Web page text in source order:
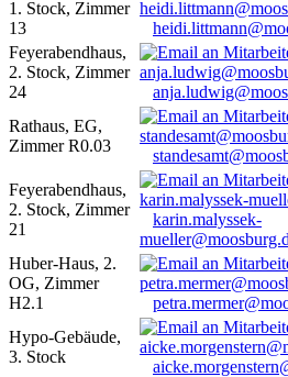
1. Stock, Zimmer
13
Feyerabendhaus,
2. Stock, Zimmer
24
Rathaus, EG,
Zimmer R0.03
Feyerabendhaus,
2. Stock, Zimmer
21
karin.malyssek-
Huber-Haus, 2.
OG, Zimmer
H2.1
Hypo-Gebäude,
3. Stock